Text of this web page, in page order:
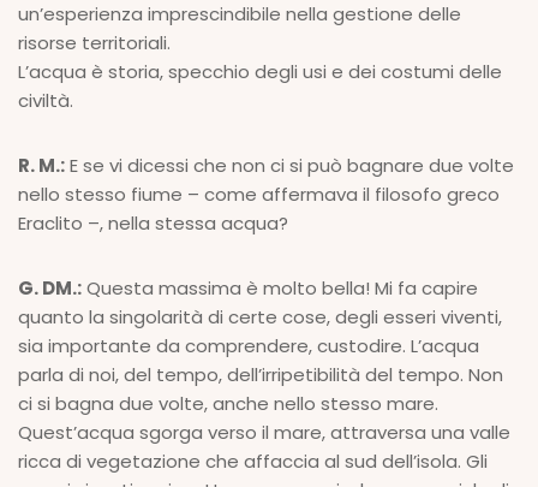
un’esperienza imprescindibile nella gestione delle
risorse territoriali.
L’acqua è storia, specchio degli usi e dei costumi delle
civiltà.
R. M.:E se vi dicessi che non ci si può bagnare due volte
nello stesso fiume – come affermava il filosofo greco
Eraclito –, nella stessa acqua?
G. DM.:Questa massima è molto bella! Mi fa capire
quanto la singolarità di certe cose, degli esseri viventi,
sia importante da comprendere, custodire. L’acqua
parla di noi, del tempo, dell’irripetibilità del tempo. Non
ci si bagna due volte, anche nello stesso mare.
Quest’acqua sgorga verso il mare, attraversa una valle
ricca di vegetazione che affaccia al sud dell’isola. Gli